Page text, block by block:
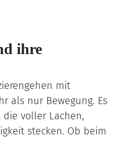
ihre
mit
als nur Bewegung. Es
voller Lachen,
stecken. Ob beim